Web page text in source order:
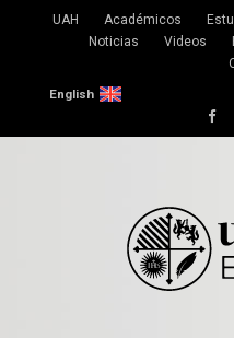
UAH Académicos
Noticias
Videos
English